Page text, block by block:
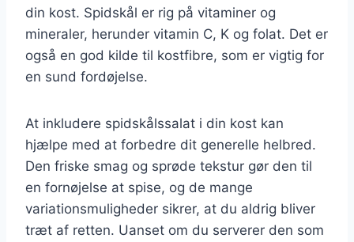
din kost. Spidskål er rig på vitaminer og
mineraler, herunder vitamin C, K og folat. Det er
også en god kilde til kostfibre, som er vigtig for
en sund fordøjelse.
At inkludere spidskålssalat i din kost kan
hjælpe med at forbedre dit generelle helbred.
Den friske smag og sprøde tekstur gør den til
en fornøjelse at spise, og de mange
variationsmuligheder sikrer, at du aldrig bliver
træt af retten. Uanset om du serverer den som